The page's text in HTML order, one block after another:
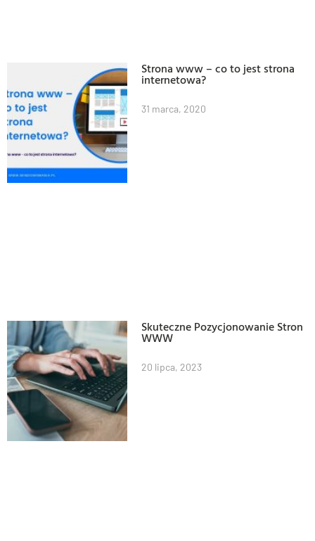
Strona www – co to jest strona
internetowa?
31 marca, 2020
Skuteczne Pozycjonowanie Stron
WWW
20 lipca, 2023